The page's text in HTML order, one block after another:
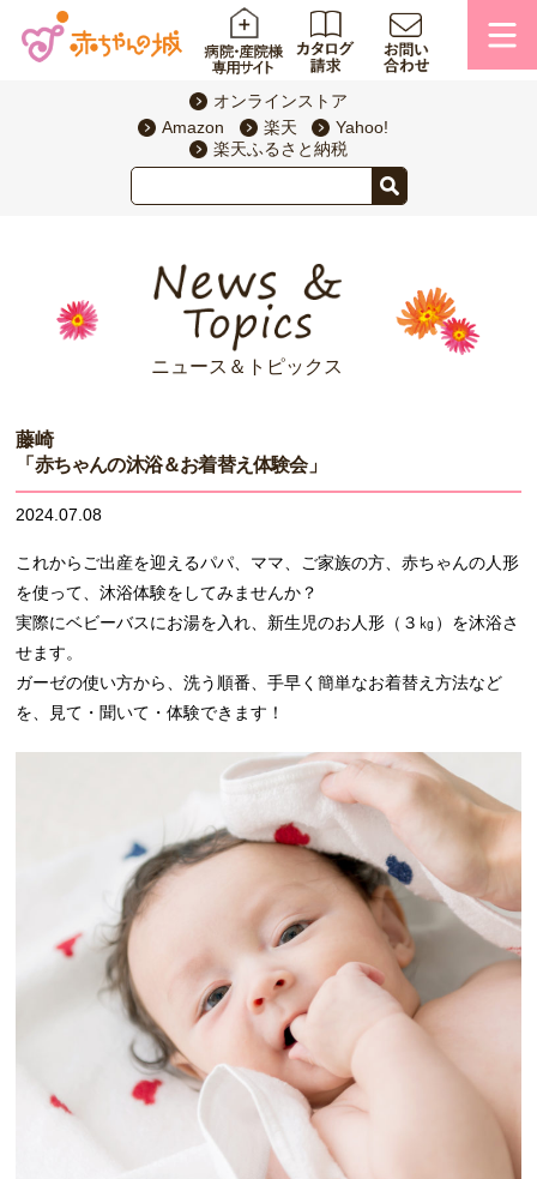
オンラインストア
Amazon
楽天
Yahoo!
楽天ふるさと納税
ニュース＆トピックス
藤崎
「赤ちゃんの沐浴＆お着替え体験会」
2024.07.08
これからご出産を迎えるパパ、ママ、ご家族の方、赤ちゃんの人形
を使って、沐浴体験をしてみませんか？
実際にベビーバスにお湯を入れ、新生児のお人形（３㎏）を沐浴さ
せます。
ガーゼの使い方から、洗う順番、手早く簡単なお着替え方法など
を、見て・聞いて・体験できます！